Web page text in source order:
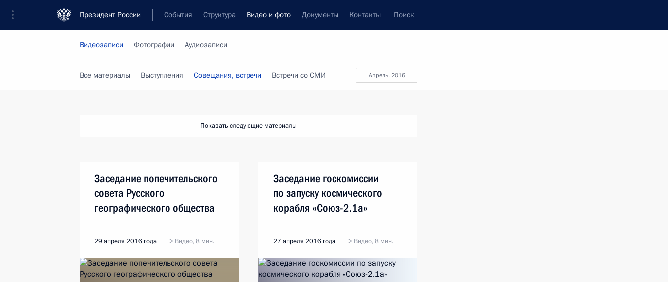
Президент России События Структура Видео и фото Документы Контакты Поиск
Видеозаписи Фотографии Аудиозаписи
апрель, 2016
Все материалы Выступления Совещания, встречи Встречи со СМИ
Показать следующие материалы
Заседание попечительского
совета Русского
географического общества
29 апреля 2016 года Видео, 8 мин.
Заседание госкомиссии
по запуску космического
корабля «Союз-2.1а»
27 апреля 2016 года Видео, 8 мин.